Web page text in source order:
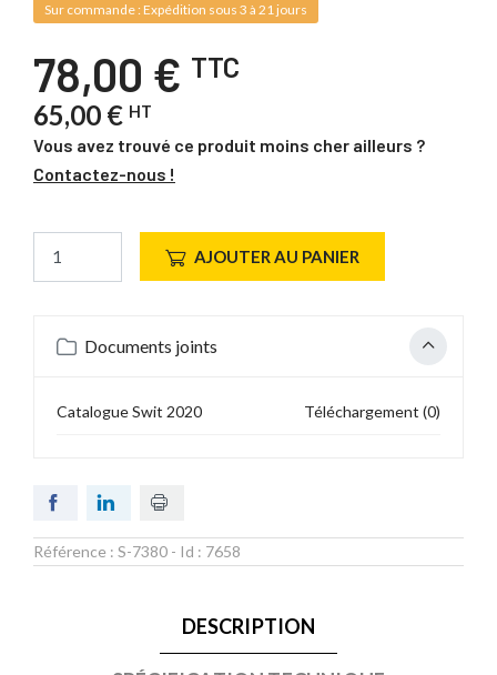
Sur commande : Expédition sous 3 à 21 jours
78,00 € TTC
65,00 € HT
Vous avez trouvé ce produit moins cher ailleurs ?
Contactez-nous !
AJOUTER AU PANIER
Documents joints
Catalogue Swit 2020 Téléchargement (0)
Référence : S-7380 - Id : 7658
DESCRIPTION